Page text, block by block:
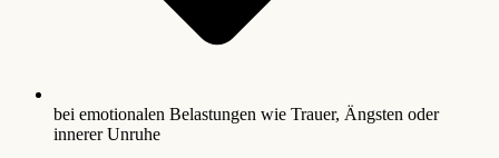
bei emotionalen Belastungen wie Trauer, Ängsten oder
innerer Unruhe